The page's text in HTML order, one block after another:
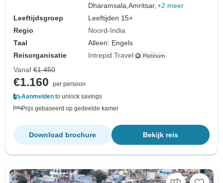
Dharamsala,Amritsar, +2 meer
Leeftijdsgroep
Leeftijden 15+
Regio
Noord-India
Taal
Alleen: Engels
Reisorganisatie
Intrepid Travel
Vanaf €1.450
€1.160
per persoon
Aanmelden to unlock savings
Prijs gebaseerd op gedeelde kamer
Bekijk reis
Download brochure